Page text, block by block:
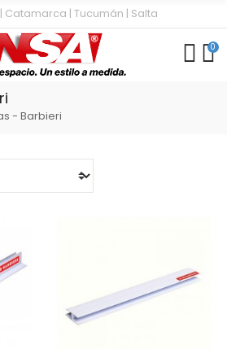
Catamarca | Tucumán | Salta
0
- Barbieri